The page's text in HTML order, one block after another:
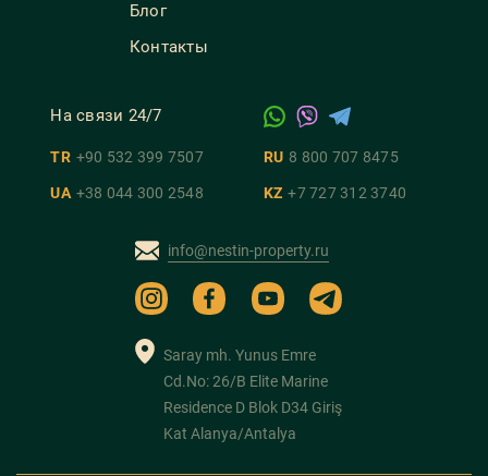
Блог
Контакты
На связи 24/7
TR +90 532 399 7507 RU 8 800 707 8475
UA +38 044 300 2548 KZ +7 727 312 3740
info@nestin-property.ru
Saray mh. Yunus Emre
Cd.No: 26/B Elite Marine
Residence D Blok D34 Giriş
Kat Alanya/Antalya